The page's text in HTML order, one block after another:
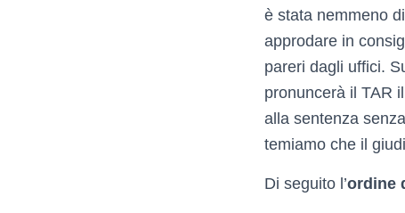
è stata nemmeno
approdare in
pareri dagli uffici.
pronuncerà il TAR
alla sentenza
temiamo che il
Di seguito l’ordine